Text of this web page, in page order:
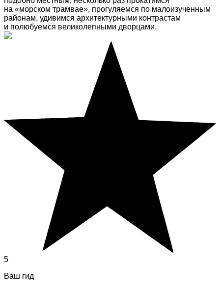
на «морском трамвае», прогуляемся по малоизученным
районам, удивимся архитектурными контрастам
и полюбуемся великолепными дворцами.
5
Ваш гид